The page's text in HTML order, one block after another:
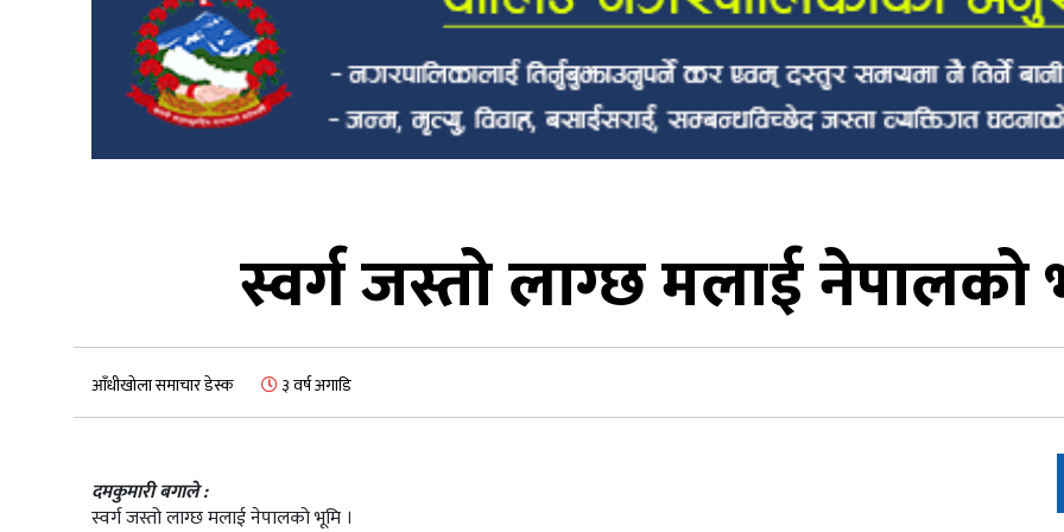
स्वर्ग जस्तो लाग्छ मलाई नेपालको
आँधीखोला समाचार डेस्क ३ वर्ष अगाडि
दमकुमारी बगाले :
स्वर्ग जस्तो लाग्छ मलाई नेपालको भूमि ।